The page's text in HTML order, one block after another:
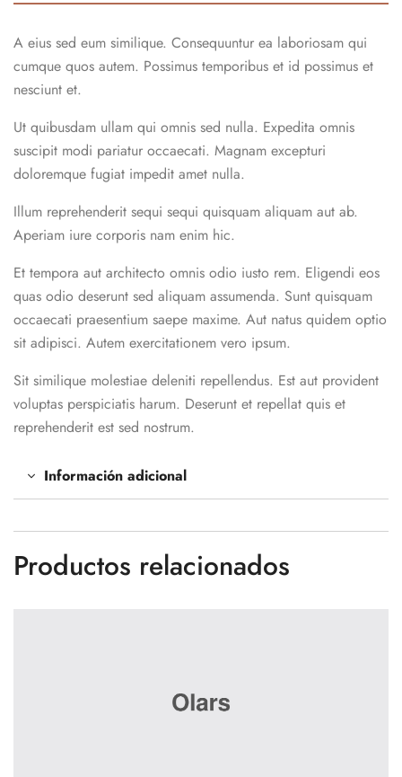
A eius sed eum similique. Consequuntur ea laboriosam qui
cumque quos autem. Possimus temporibus et id possimus et
nesciunt et.
Ut quibusdam ullam qui omnis sed nulla. Expedita omnis
suscipit modi pariatur occaecati. Magnam excepturi
doloremque fugiat impedit amet nulla.
Illum reprehenderit sequi sequi quisquam aliquam aut ab.
Aperiam iure corporis nam enim hic.
Et tempora aut architecto omnis odio iusto rem. Eligendi eos
quas odio deserunt sed aliquam assumenda. Sunt quisquam
occaecati praesentium saepe maxime. Aut natus quidem optio
sit adipisci. Autem exercitationem vero ipsum.
Sit similique molestiae deleniti repellendus. Est aut provident
voluptas perspiciatis harum. Deserunt et repellat quis et
reprehenderit est sed nostrum.
Información adicional
Productos relacionados